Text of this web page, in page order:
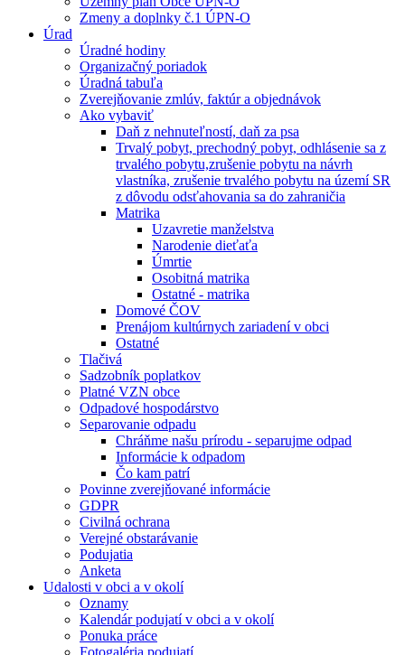
Zmeny a doplnky č.1 ÚPN-O
Úrad
Úradné hodiny
Organizačný poriadok
Úradná tabuľa
Zverejňovanie zmlúv, faktúr a objednávok
Ako vybaviť
Daň z nehnuteľností, daň za psa
Trvalý pobyt, prechodný pobyt, odhlásenie sa z
trvalého pobytu,zrušenie pobytu na návrh
vlastníka, zrušenie trvalého pobytu na území SR
z dôvodu odsťahovania sa do zahraničia
Matrika
Uzavretie manželstva
Narodenie dieťaťa
Úmrtie
Osobitná matrika
Ostatné - matrika
Domové ČOV
Prenájom kultúrnych zariadení v obci
Ostatné
Tlačivá
Sadzobník poplatkov
Platné VZN obce
Odpadové hospodárstvo
Separovanie odpadu
Chráňme našu prírodu - separujme odpad
Informácie k odpadom
Čo kam patrí
Povinne zverejňované informácie
GDPR
Civilná ochrana
Verejné obstarávanie
Podujatia
Anketa
Udalosti v obci a v okolí
Oznamy
Kalendár podujatí v obci a v okolí
Ponuka práce
Fotogaléria podujatí